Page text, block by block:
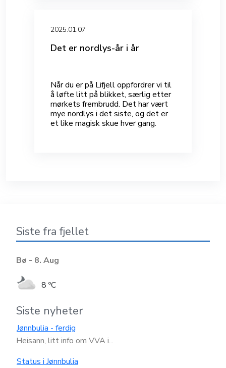
2025.01.07
Det er nordlys-år i år
Når du er på Lifjell oppfordrer vi til
å løfte litt på blikket, særlig etter
mørkets frembrudd. Det har vært
mye nordlys i det siste, og det er
et like magisk skue hver gang.
Siste fra fjellet
Bø - 8. Aug
8 ºC
Siste nyheter
Jønnbulia - ferdig
Heisann, litt info om VVA i...
Status i Jønnbulia